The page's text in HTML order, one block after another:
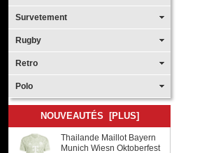
Survetement
Rugby
Retro
Polo
NOUVEAUTÉS [PLUS]
Thailande Maillot Bayern
Munich Wiesn Oktoberfest